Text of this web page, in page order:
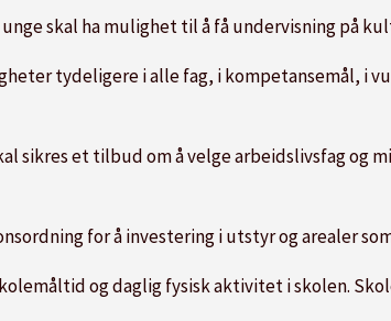
skal ha mulighet til å få undervisning på
tydeligere i alle fag, i kompetansemål, i
sikres et tilbud om å velge arbeidslivsfag
for å investering i utstyr og arealer
og daglig fysisk aktivitet i skolen.